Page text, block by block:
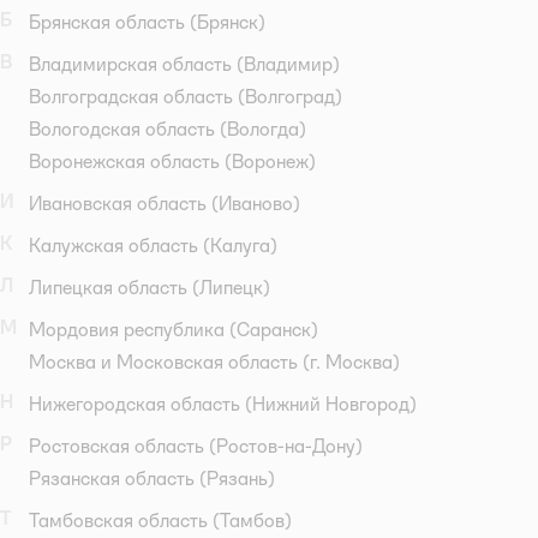
Брянская область (Брянск)
Владимирская область (Владимир)
Волгоградская область (Волгоград)
Вологодская область (Вологда)
Воронежская область (Воронеж)
Ивановская область (Иваново)
Калужская область (Калуга)
Липецкая область (Липецк)
Мордовия республика (Саранск)
Москва и Московская область (г. Москва)
Нижегородская область (Нижний Новгород)
Ростовская область (Ростов-на-Дону)
Рязанская область (Рязань)
Тамбовская область (Тамбов)